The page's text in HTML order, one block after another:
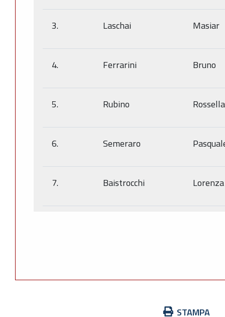
3. Laschai Masiar
4. Ferrarini Bruno
5. Rubino Rossella
6. Semeraro
7. Baistrocchi Lorenza
STAMPA